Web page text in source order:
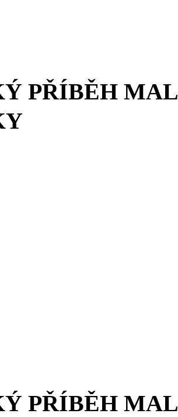
PŘÍBĚH
PŘÍBĚH